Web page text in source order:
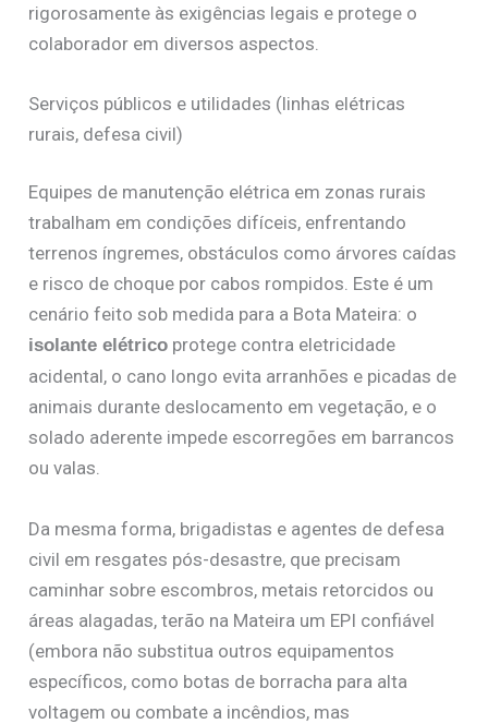
rigorosamente às exigências legais e protege o
colaborador em diversos aspectos.
Serviços públicos e utilidades (linhas elétricas
rurais, defesa civil)
Equipes de manutenção elétrica em zonas rurais
trabalham em condições difíceis, enfrentando
terrenos íngremes, obstáculos como árvores caídas
e risco de choque por cabos rompidos. Este é um
cenário feito sob medida para a Bota Mateira: o
isolante elétrico protege contra eletricidade
acidental, o cano longo evita arranhões e picadas de
animais durante deslocamento em vegetação, e o
solado aderente impede escorregões em barrancos
ou valas.
Da mesma forma, brigadistas e agentes de defesa
civil em resgates pós-desastre, que precisam
caminhar sobre escombros, metais retorcidos ou
áreas alagadas, terão na Mateira um EPI confiável
(embora não substitua outros equipamentos
específicos, como botas de borracha para alta
voltagem ou combate a incêndios, mas